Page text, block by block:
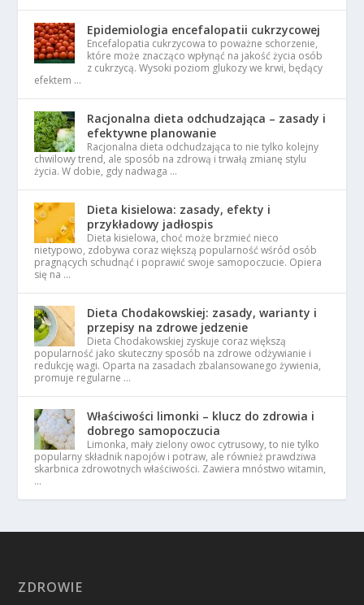
Epidemiologia encefalopatii cukrzycowej
Encefalopatia cukrzycowa to poważne schorzenie,
które może znacząco wpłynąć na jakość życia osób
z cukrzycą. Wysoki poziom glukozy we krwi, będący
efektem …
Racjonalna dieta odchudzająca – zasady i
efektywne planowanie
Racjonalna dieta odchudzająca to nie tylko kolejny
chwilowy trend, ale sposób na zdrową i trwałą zmianę stylu
życia. W dobie, gdy nadwaga …
Dieta kisielowa: zasady, efekty i
przykładowy jadłospis
Dieta kisielowa, choć może brzmieć nieco
nietypowo, zdobywa coraz większą popularność wśród osób
pragnących schudnąć i poprawić swoje samopoczucie. Opiera
się na …
Dieta Chodakowskiej: zasady, warianty i
przepisy na zdrowe jedzenie
Dieta Chodakowskiej zyskuje coraz większą
popularność jako skuteczny sposób na zdrowe odżywianie i
redukcję wagi. Oparta na zasadach zbalansowanego żywienia,
promuje regularne …
Właściwości limonki – klucz do zdrowia i
dobrego samopoczucia
Limonka, mały zielony owoc cytrusowy, to nie tylko
popularny składnik napojów i potraw, ale również prawdziwa
skarbnica zdrowotnych właściwości. Zawiera mnóstwo witamin,
…
ZDROWIE